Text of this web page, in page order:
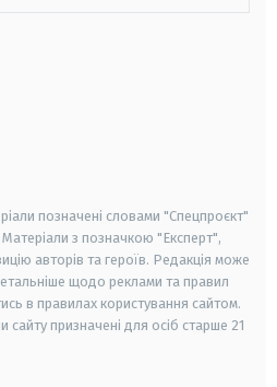
позначені словами "Спецпроєкт"
з позначкою "Експерт",
авторів та героїв. Редакція може
щодо реклами та правил
в правилах користування сайтом.
сайту призначені для осіб старше 21